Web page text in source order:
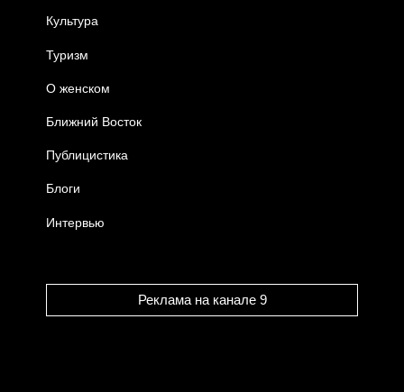
Культура
Туризм
О женском
Ближний Восток
Публицистика
Блоги
Интервью
Реклама на канале 9